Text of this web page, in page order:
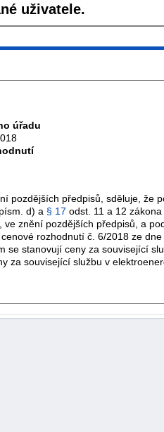
uživatele.
úřadu
pozdějších předpisů, sděluje, že
d) a § 17 odst. 11 a 12 zákona
znění pozdějších předpisů, a
rozhodnutí č. 6/2018 ze
stanovují ceny za související
za související službu v